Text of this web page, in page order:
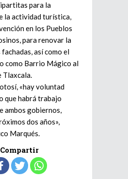
para la
la actividad turística,
en los Pueblos
para renovar la
así como el
como Barrio Mágico al
Tlaxcala.
«hay voluntad
que habrá trabajo
ambos gobiernos,
dos años»,
Marqués.
Compartir